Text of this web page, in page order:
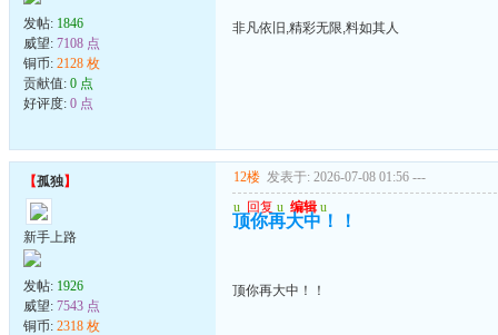
发帖: 1846
威望: 7108 点
铜币: 2128 枚
贡献值: 0 点
好评度: 0 点
非凡依旧,精彩无限,料如其人
【孤独】
新手上路
发帖: 1926
威望: 7543 点
铜币: 2318 枚
12楼 发表于: 2026-07-08 01:56 ---
u 回复 u 编辑 u
顶你再大中！！
顶你再大中！！